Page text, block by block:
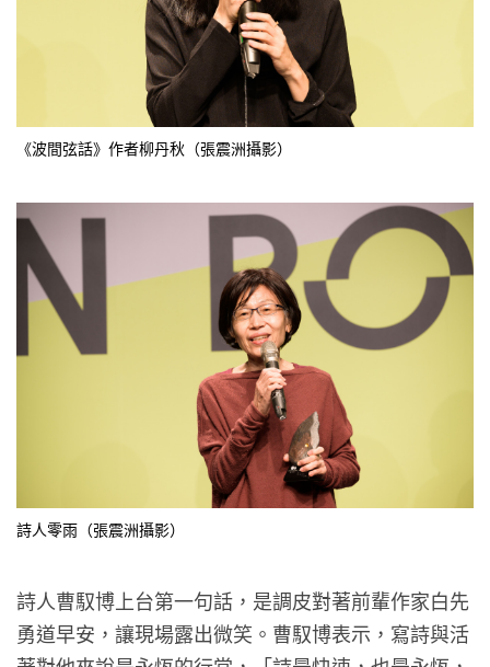
《波間弦話》作者柳丹秋（張震洲攝影）
詩人零雨（張震洲攝影）
詩人曹馭博上台第一句話，是調皮對著前輩作家白先
勇道早安，讓現場露出微笑。曹馭博表示，寫詩與活